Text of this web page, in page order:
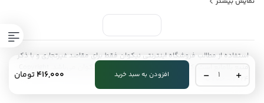
۴۱۶,۰۰۰تومان حلوا
ارده
وانیلی
افزودن به سبد خرید
های ارائه مواد غذایی ارگانیک (بکر) و عاری از هرگونه مواد غیرطبیعی و
آغاز نمود و هم اکنون با بهره‏ گیری از تجربه و دستاوردهای درخشان ‏بعنوان یکی
از تولیدکنندگان اصلی روغن های گیاهی ،درمانی و ارگانیک شناخته می‏شود.
نمایش بیشتر
استفاده از مطالب فروشگاه اینترنتی نیکوان فقط برای مقاصد غیرتجاری و با ذکر
منبع بلامانع است. کلیه حقوق این سایت متعلق به نیکوان می‌باشد. Copyright